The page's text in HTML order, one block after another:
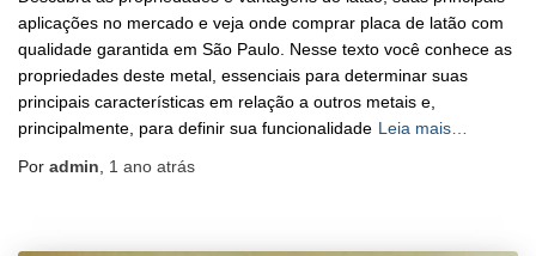
aplicações no mercado e veja onde comprar placa de latão com
qualidade garantida em São Paulo. Nesse texto você conhece as
propriedades deste metal, essenciais para determinar suas
principais características em relação a outros metais e,
principalmente, para definir sua funcionalidade Leia mais…
Por admin 1 ano atrás